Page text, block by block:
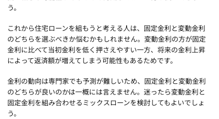
う。
これから住宅ローンを組もうと考える人は、固定金利と変動金利
のどちらを選ぶべきか悩むかもしれません。変動金利の方が固定
金利に比べて当初金利を低く押さえやすい一方、将来の金利上昇
によって返済額が増えてしまう可能性もあるためです。
金利の動向は専門家でも予測が難しいため、固定金利と変動金利
のどちらが良いのかは一概には言えません。迷ったら変動金利と
固定金利を組み合わせるミックスローンを検討してもよいでしょ
う。